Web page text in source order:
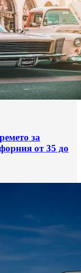
за
от 35 до